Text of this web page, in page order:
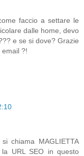
faccio a settare le
dalle home, devo
e se si dove? Grazie
?!
chiama MAGLIETTA
URL SEO in questo